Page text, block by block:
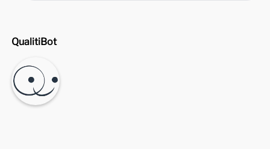
QualitiBot